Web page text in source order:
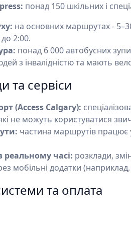
понад 150 шкільних і
на основних маршрутах -
2:00.
понад 6 000 автобусних
з інвалідністю та мають
та сервіси
(Access Calgary):
не можуть користуватися
частина маршрутів працює
реальному часі: розклади,
мобільні додатки
та оплата